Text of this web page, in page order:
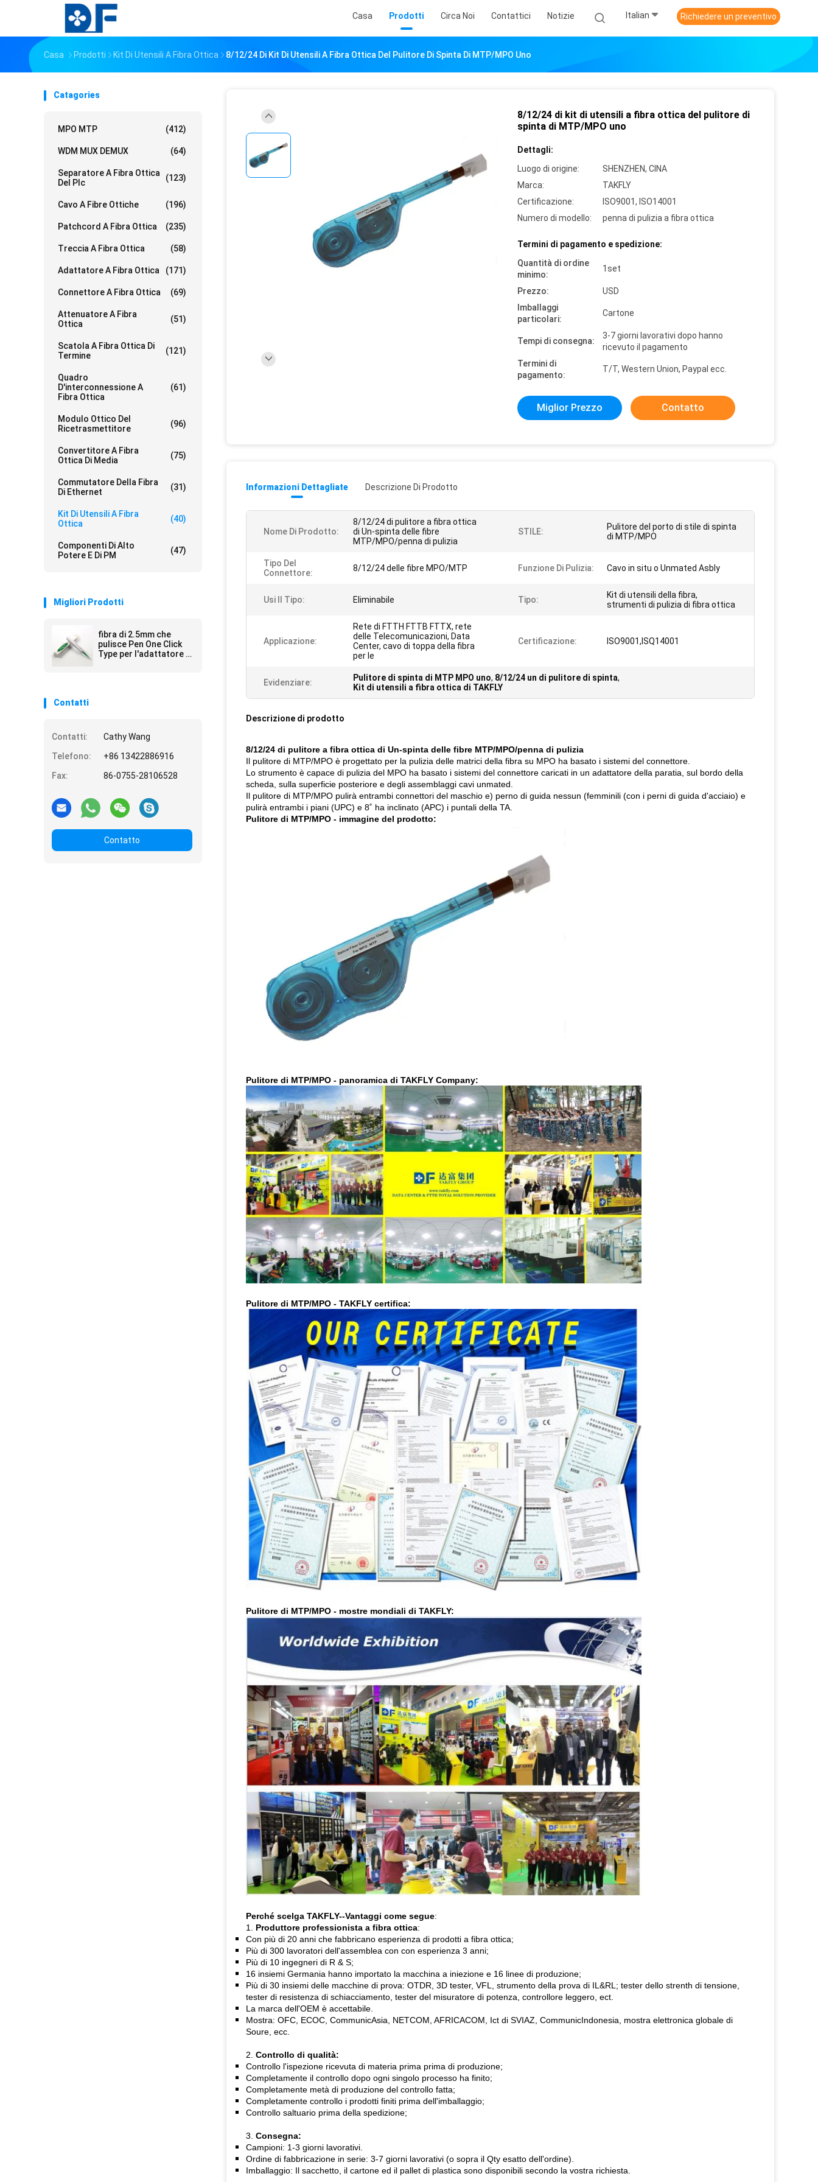
Casa Prodotti Circa Noi Contattici Notizie Italian Richiedere un preventivo
Casa Prodotti Kit Di Utensili A Fibra Ottica 8/12/24 Di Kit Di Utensili A Fibra Ottica Del Pulitore Di Spinta Di MTP/MPO Uno
Catagories
MPO MTP (412)
WDM MUX DEMUX (64)
Separatore A Fibra Ottica
Del Plc
(123)
Cavo A Fibre Ottiche (196)
Patchcord A Fibra Ottica (235)
Treccia A Fibra Ottica (58)
Adattatore A Fibra Ottica (171)
Connettore A Fibra Ottica (69)
Attenuatore A Fibra
Ottica
(51)
Scatola A Fibra Ottica Di
Termine
(121)
Quadro
D'interconnessione A
Fibra Ottica
(61)
Modulo Ottico Del
Ricetrasmettitore
(96)
Convertitore A Fibra
Ottica Di Media
(75)
Commutatore Della Fibra
Di Ethernet
(31)
Kit Di Utensili A Fibra
Ottica
(40)
Componenti Di Alto
Potere E Di PM
(47)
Migliori Prodotti
fibra di 2.5mm che
pulisce Pen One Click
Type per l'adattatore a
Contatti
Contatti:
Cathy Wang
Telefono:
+86 13422886916
Fax:
86-0755-28106528
Contatto
8/12/24 di kit di utensili a fibra ottica del pulitore di
spinta di MTP/MPO uno
Dettagli:
Luogo di origine:
SHENZHEN, CINA
Marca:
TAKFLY
Certificazione:
ISO9001, ISO14001
Numero di modello:
penna di pulizia a fibra ottica
Termini di pagamento e spedizione:
Quantità di ordine
minimo:
1set
Prezzo:
USD
Imballaggi
particolari:
Cartone
Tempi di consegna:
3-7 giorni lavorativi dopo hanno
ricevuto il pagamento
Termini di
pagamento:
T/T, Western Union, Paypal ecc.
Miglior Prezzo Contatto
Informazioni Dettagliate Descrizione Di Prodotto
Nome Di Prodotto:
8/12/24 di pulitore a fibra ottica
di Un-spinta delle fibre
MTP/MPO/penna di pulizia
STILE:
Pulitore del porto di stile di spinta
di MTP/MPO
Tipo Del
Connettore:
8/12/24 delle fibre MPO/MTP Funzione Di Pulizia: Cavo in situ o Unmated Asbly
Usi Il Tipo: Eliminabile Tipo:
Kit di utensili della fibra,
strumenti di pulizia di fibra ottica
Applicazione:
Rete di FTTH FTTB FTTX, rete
delle Telecomunicazioni, Data
Center, cavo di toppa della fibra
per le
Certificazione: ISO9001,ISQ14001
Evidenziare: Pulitore di spinta di MTP MPO uno, 8/12/24 un di pulitore di spinta,
Kit di utensili a fibra ottica di TAKFLY
Descrizione di prodotto
8/12/24 di pulitore a fibra ottica di Un-spinta delle fibre MTP/MPO/penna di pulizia
Il pulitore di MTP/MPO è progettato per la pulizia delle matrici della fibra su MPO ha basato i sistemi del connettore.
Lo strumento è capace di pulizia del MPO ha basato i sistemi del connettore caricati in un adattatore della paratia, sul bordo della
scheda, sulla superficie posteriore e degli assemblaggi cavi unmated.
Il pulitore di MTP/MPO pulirà entrambi connettori del maschio e) perno di guida nessun (femminili (con i perni di guida d'acciaio) e
pulirà entrambi i piani (UPC) e 8˚ ha inclinato (APC) i puntali della TA.
Pulitore di MTP/MPO - immagine del prodotto:
Pulitore di MTP/MPO - panoramica di TAKFLY Company:
Pulitore di MTP/MPO - TAKFLY certifica:
Pulitore di MTP/MPO - mostre mondiali di TAKFLY:
Perché scelga TAKFLY--Vantaggi come segue:
1. Produttore professionista a fibra ottica:
Con più di 20 anni che fabbricano esperienza di prodotti a fibra ottica;
Più di 300 lavoratori dell'assemblea con con esperienza 3 anni;
Più di 10 ingegneri di R & S;
16 insiemi Germania hanno importato la macchina a iniezione e 16 linee di produzione;
Più di 30 insiemi delle macchine di prova: OTDR, 3D tester, VFL, strumento della prova di IL&RL; tester dello strenth di tensione,
tester di resistenza di schiacciamento, tester del misuratore di potenza, controllore leggero, ect.
La marca dell'OEM è accettabile.
Mostra: OFC, ECOC, CommunicAsia, NETCOM, AFRICACOM, Ict di SVIAZ, CommunicIndonesia, mostra elettronica globale di
Soure, ecc.
2. Controllo di qualità:
Controllo l'ispezione ricevuta di materia prima prima di produzione;
Completamente il controllo dopo ogni singolo processo ha finito;
Completamente metà di produzione del controllo fatta;
Completamente controllo i prodotti finiti prima dell'imballaggio;
Controllo saltuario prima della spedizione;
3. Consegna:
Campioni: 1-3 giorni lavorativi.
Ordine di fabbricazione in serie: 3-7 giorni lavorativi (o sopra il Qty esatto dell'ordine).
Imballaggio: Il sacchetto, il cartone ed il pallet di plastica sono disponibili secondo la vostra richiesta.